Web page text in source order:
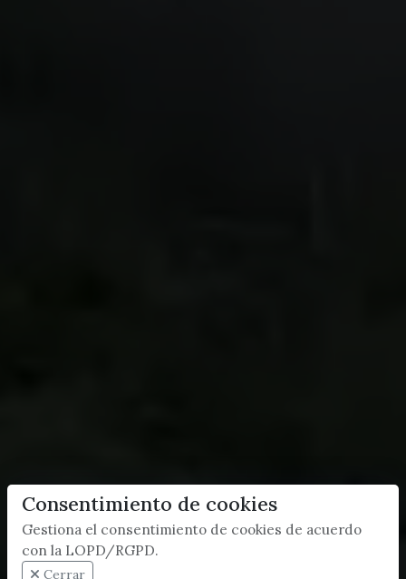
Consentimiento de cookies
Gestiona el consentimiento de cookies de acuerdo
con la LOPD/RGPD.
Cerrar